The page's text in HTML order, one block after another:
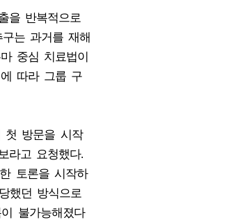
을 반복적으로
는 과거를 재해
중심 치료법이
따라 그룹 구
첫 방문을 시작
라고 요청했다.
토론을 시작하
했던 방식으로
불가능해졌다